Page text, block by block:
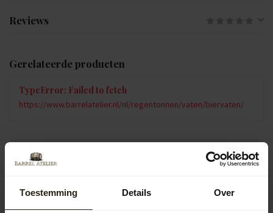
Toestemming Details Over
Reviews
Gerelateerde producten
TypeError: Failed to fetch
https://www.barrelatelier.nl/nl/regentonnen/vaten/biervaten/
Vragen over dit product?
Neem gerust contact op met onze klantenservice op